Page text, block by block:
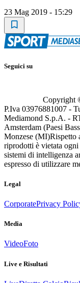
23 Mag 2019 - 15:29
Seguici su
Copyright
P.Iva 03976881007 -
Mediamond S.p.A. -
Amsterdam (Paesi
Monzese (MI)Rispetto
riprodotti è vietata
sistemi di intelligenza
espresso di utilizzare
Legal
CorporatePrivacy
Media
VideoFoto
Live e Risultati